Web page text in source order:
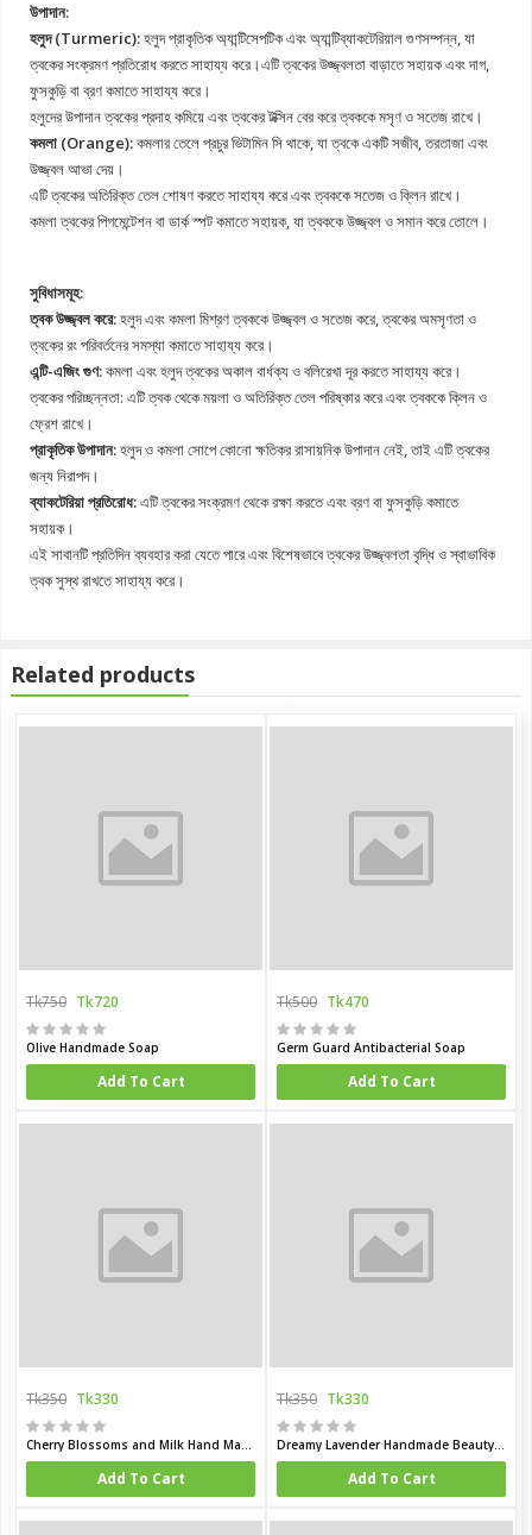
উপাদান:
হলুদ (Turmeric):হলুদ প্রাকৃতিক অ্যান্টিসেপটিক এবং অ্যান্টিব্যাকটেরিয়াল গুণসম্পন্ন, যা
ত্বকের সংক্রমণ প্রতিরোধ করতে সাহায্য করে।এটি ত্বকের উজ্জ্বলতা বাড়াতে সহায়ক এবং দাগ,
ফুসকুড়ি বা ব্রণ কমাতে সাহায্য করে।
হলুদের উপাদান ত্বকের প্রদাহ কমিয়ে এবং ত্বকের টক্সিন বের করে ত্বককে মসৃণ ও সতেজ রাখে।
কমলা (Orange):কমলার তেলে প্রচুর ভিটামিন সি থাকে, যা ত্বকে একটি সজীব, তরতাজা এবং
উজ্জ্বল আভা দেয়।
এটি ত্বকের অতিরিক্ত তেল শোষণ করতে সাহায্য করে এবং ত্বককে সতেজ ও ক্লিন রাখে।
কমলা ত্বকের পিগমেন্টেশন বা ডার্ক স্পট কমাতে সহায়ক, যা ত্বককে উজ্জ্বল ও সমান করে তোলে।
সুবিধাসমূহ:
ত্বক উজ্জ্বল করে:হলুদ এবং কমলা মিশ্রণ ত্বককে উজ্জ্বল ও সতেজ করে, ত্বকের অমসৃণতা ও
ত্বকের রং পরিবর্তনের সমস্যা কমাতে সাহায্য করে।
এন্টি-এজিং গুণ:কমলা এবং হলুদ ত্বকের অকাল বার্ধক্য ও বলিরেখা দূর করতে সাহায্য করে।
ত্বকের পরিচ্ছন্নতা: এটি ত্বক থেকে ময়লা ও অতিরিক্ত তেল পরিষ্কার করে এবং ত্বককে ক্লিন ও
ফ্রেশ রাখে।
প্রাকৃতিক উপাদান:হলুদ ও কমলা সোপে কোনো ক্ষতিকর রাসায়নিক উপাদান নেই, তাই এটি ত্বকের
জন্য নিরাপদ।
ব্যাকটেরিয়া প্রতিরোধ:এটি ত্বকের সংক্রমণ থেকে রক্ষা করতে এবং ব্রণ বা ফুসকুড়ি কমাতে
সহায়ক।
এই সাবানটি প্রতিদিন ব্যবহার করা যেতে পারে এবং বিশেষভাবে ত্বকের উজ্জ্বলতা বৃদ্ধি ও স্বাভাবিক
ত্বক সুস্থ রাখতে সাহায্য করে।
Related products
Tk750 Tk720
Olive Handmade Soap
Add To Cart
Tk500 Tk470
Germ Guard Antibacterial Soap
Add To Cart
Tk350 Tk330
Cherry Blossoms and Milk Hand Made Beauty Bar
Add To Cart
Tk350 Tk330
Dreamy Lavender Handmade Beauty Bar
Add To Cart